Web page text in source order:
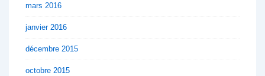
mars 2016
janvier 2016
décembre 2015
octobre 2015